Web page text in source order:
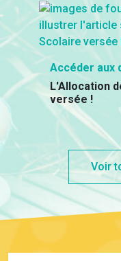
Accéder aux
L'Allocation
versée !
Voir